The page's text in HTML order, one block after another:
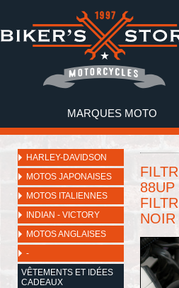
MARQUES MOTO
HARLEY-DAVIDSON
MOTOS JAPONAISES
MOTOS ITALIENNES
INDIAN - VICTORY
MOTOS ANGLAISES
-
VÊTEMENTS ET IDÉES
CADEAUX